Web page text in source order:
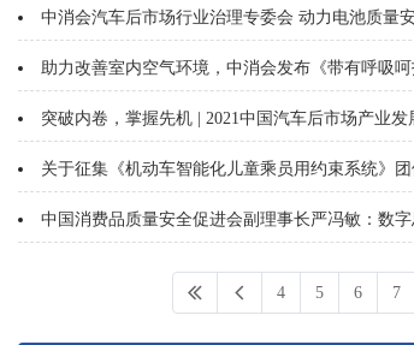
中消会汽车后市场行业治理专委会 动力电池质量
助力改善室内空气环境，中消会发布《带有呼吸
突破内卷，掌握先机 | 2021中国汽车后市场产业
关于征集《机动车智能化儿童乘员用约束系统》
中国消费品质量安全促进会副理事长严冯敏：数
4 5 6 7